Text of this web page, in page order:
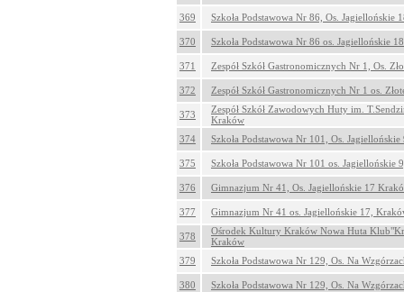
369 Szkoła Podstawowa Nr 86, Os. Jagiellońskie
370 Szkoła Podstawowa Nr 86 os. Jagiellońskie
371 Zespół Szkół Gastronomicznych Nr 1, Os.
372 Zespół Szkół Gastronomicznych Nr 1 os.
373
Zespół Szkół Zawodowych Huty im.
Kraków
374
Szkoła Podstawowa Nr 101, Os.
375 Szkoła Podstawowa Nr 101 os. Jagiellońskie
376 Gimnazjum Nr 41, Os. Jagiellońskie 17
377 Gimnazjum Nr 41 os. Jagiellońskie 17,
378
Ośrodek Kultury Kraków Nowa Huta
Kraków
379
Szkoła Podstawowa Nr 129, Os. Na
380 Szkoła Podstawowa Nr 129, Os. Na